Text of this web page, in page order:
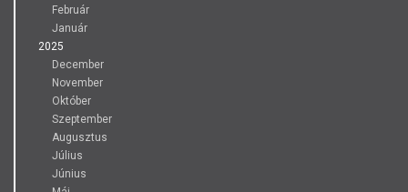
Február
Január
2025
December
November
Október
Szeptember
Augusztus
Július
Június